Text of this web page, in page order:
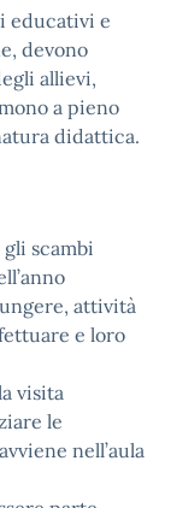
educativi e
devono
allievi,
a pieno
didattica.
scambi
attività
e loro
visita
le
nell’aula